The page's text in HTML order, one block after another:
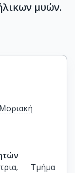
μυών.
Τμήμα